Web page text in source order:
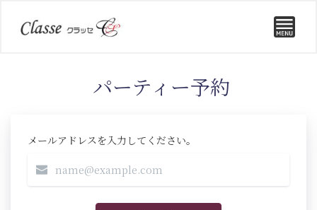
パーティー予約
メールアドレスを入力してください。